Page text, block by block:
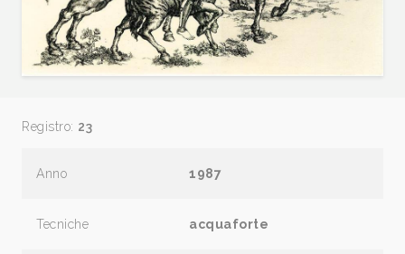
Registro: 23
Anno 1987
Tecniche acquaforte